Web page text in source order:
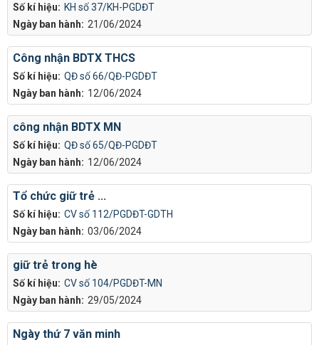
Số kí hiệu: KH số 37/KH-PGDĐT
Ngày ban hành: 21/06/2024
Số kí hiệu: QĐ số 66/QĐ-PGDĐT
Ngày ban hành: 12/06/2024
Công nhận BDTX THCS
Số kí hiệu: QĐ số 65/QĐ-PGDĐT
Ngày ban hành: 12/06/2024
công nhận BDTX MN
Số kí hiệu: CV số 112/PGDĐT-GDTH
Ngày ban hành: 03/06/2024
Tổ chức giữ trẻ ...
Số kí hiệu: CV số 104/PGDĐT-MN
Ngày ban hành: 29/05/2024
giữ trẻ trong hè
Ngày thứ 7 văn minh